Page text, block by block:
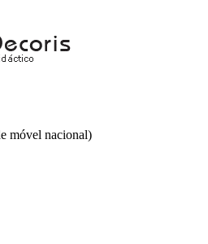
móvel nacional)